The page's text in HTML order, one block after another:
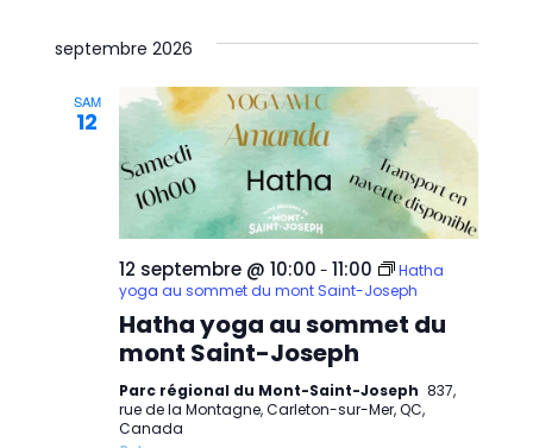
septembre 2026
SAM
12
Hatha yoga au sommet du
mont Saint-Joseph
12 septembre @ 10:00 -11:00
Hatha
yoga au sommet du mont Saint-Joseph
Parc régional du Mont-Saint-Joseph 837,
rue de la Montagne, Carleton-sur-Mer, QC,
Canada